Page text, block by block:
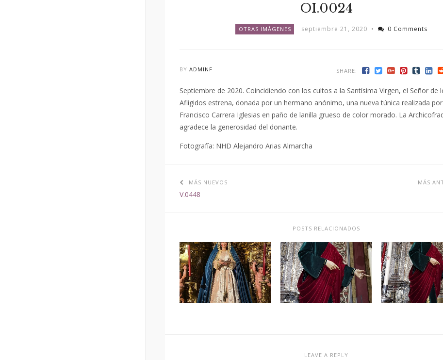
OI.0024
OTRAS IMÁGENES septiembre 21, 2020 • 0 Comments
SHARE:
BY ADMINF
Septiembre de 2020. Coincidiendo con los cultos a la Santísima Virgen, el Señor de
Afligidos estrena, donada por un hermano anónimo, una nueva túnica realizada por
Francisco Carrera Iglesias en paño de lanilla grueso de color morado. La
agradece la generosidad del donante.
Fotografía: NHD Alejandro Arias Almarcha
MÁS NUEVOS
V.0448
MÁS
POSTS RELACIONADOS
LEAVE A REPLY